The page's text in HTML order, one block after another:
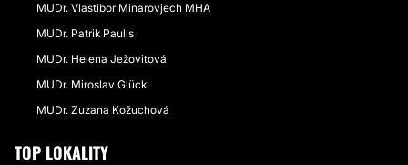
MUDr. Vlastibor Minarovjech MHA
MUDr. Patrik Paulis
MUDr. Helena Ježovitová
MUDr. Miroslav Glück
MUDr. Zuzana Kožuchová
TOP LOKALITY